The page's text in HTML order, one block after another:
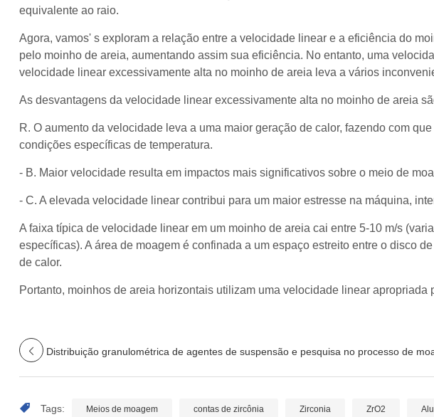
equivalente ao raio.
Agora, vamos' s exploram a relação entre a velocidade linear e a eficiência do
pelo moinho de areia, aumentando assim sua eficiência. No entanto, uma
velocidade linear excessivamente alta no moinho de areia leva a vários
As desvantagens da velocidade linear excessivamente alta no moinho de areia
R. O aumento da velocidade leva a uma maior geração de calor, fazendo com
condições específicas de temperatura.
- B. Maior velocidade resulta em impactos mais significativos sobre o meio de
- C. A elevada velocidade linear contribui para um maior estresse na máquina,
A faixa típica de velocidade linear em um moinho de areia cai entre 5-10 m/s
específicas). A área de moagem é confinada a um espaço estreito entre o disco
de calor.
Portanto, moinhos de areia horizontais utilizam uma velocidade linear
Distribuição granulométrica de agentes de suspensão e pesquisa no processo de
Tags: Meios de moagem contas de zircônia Zirconia ZrO2